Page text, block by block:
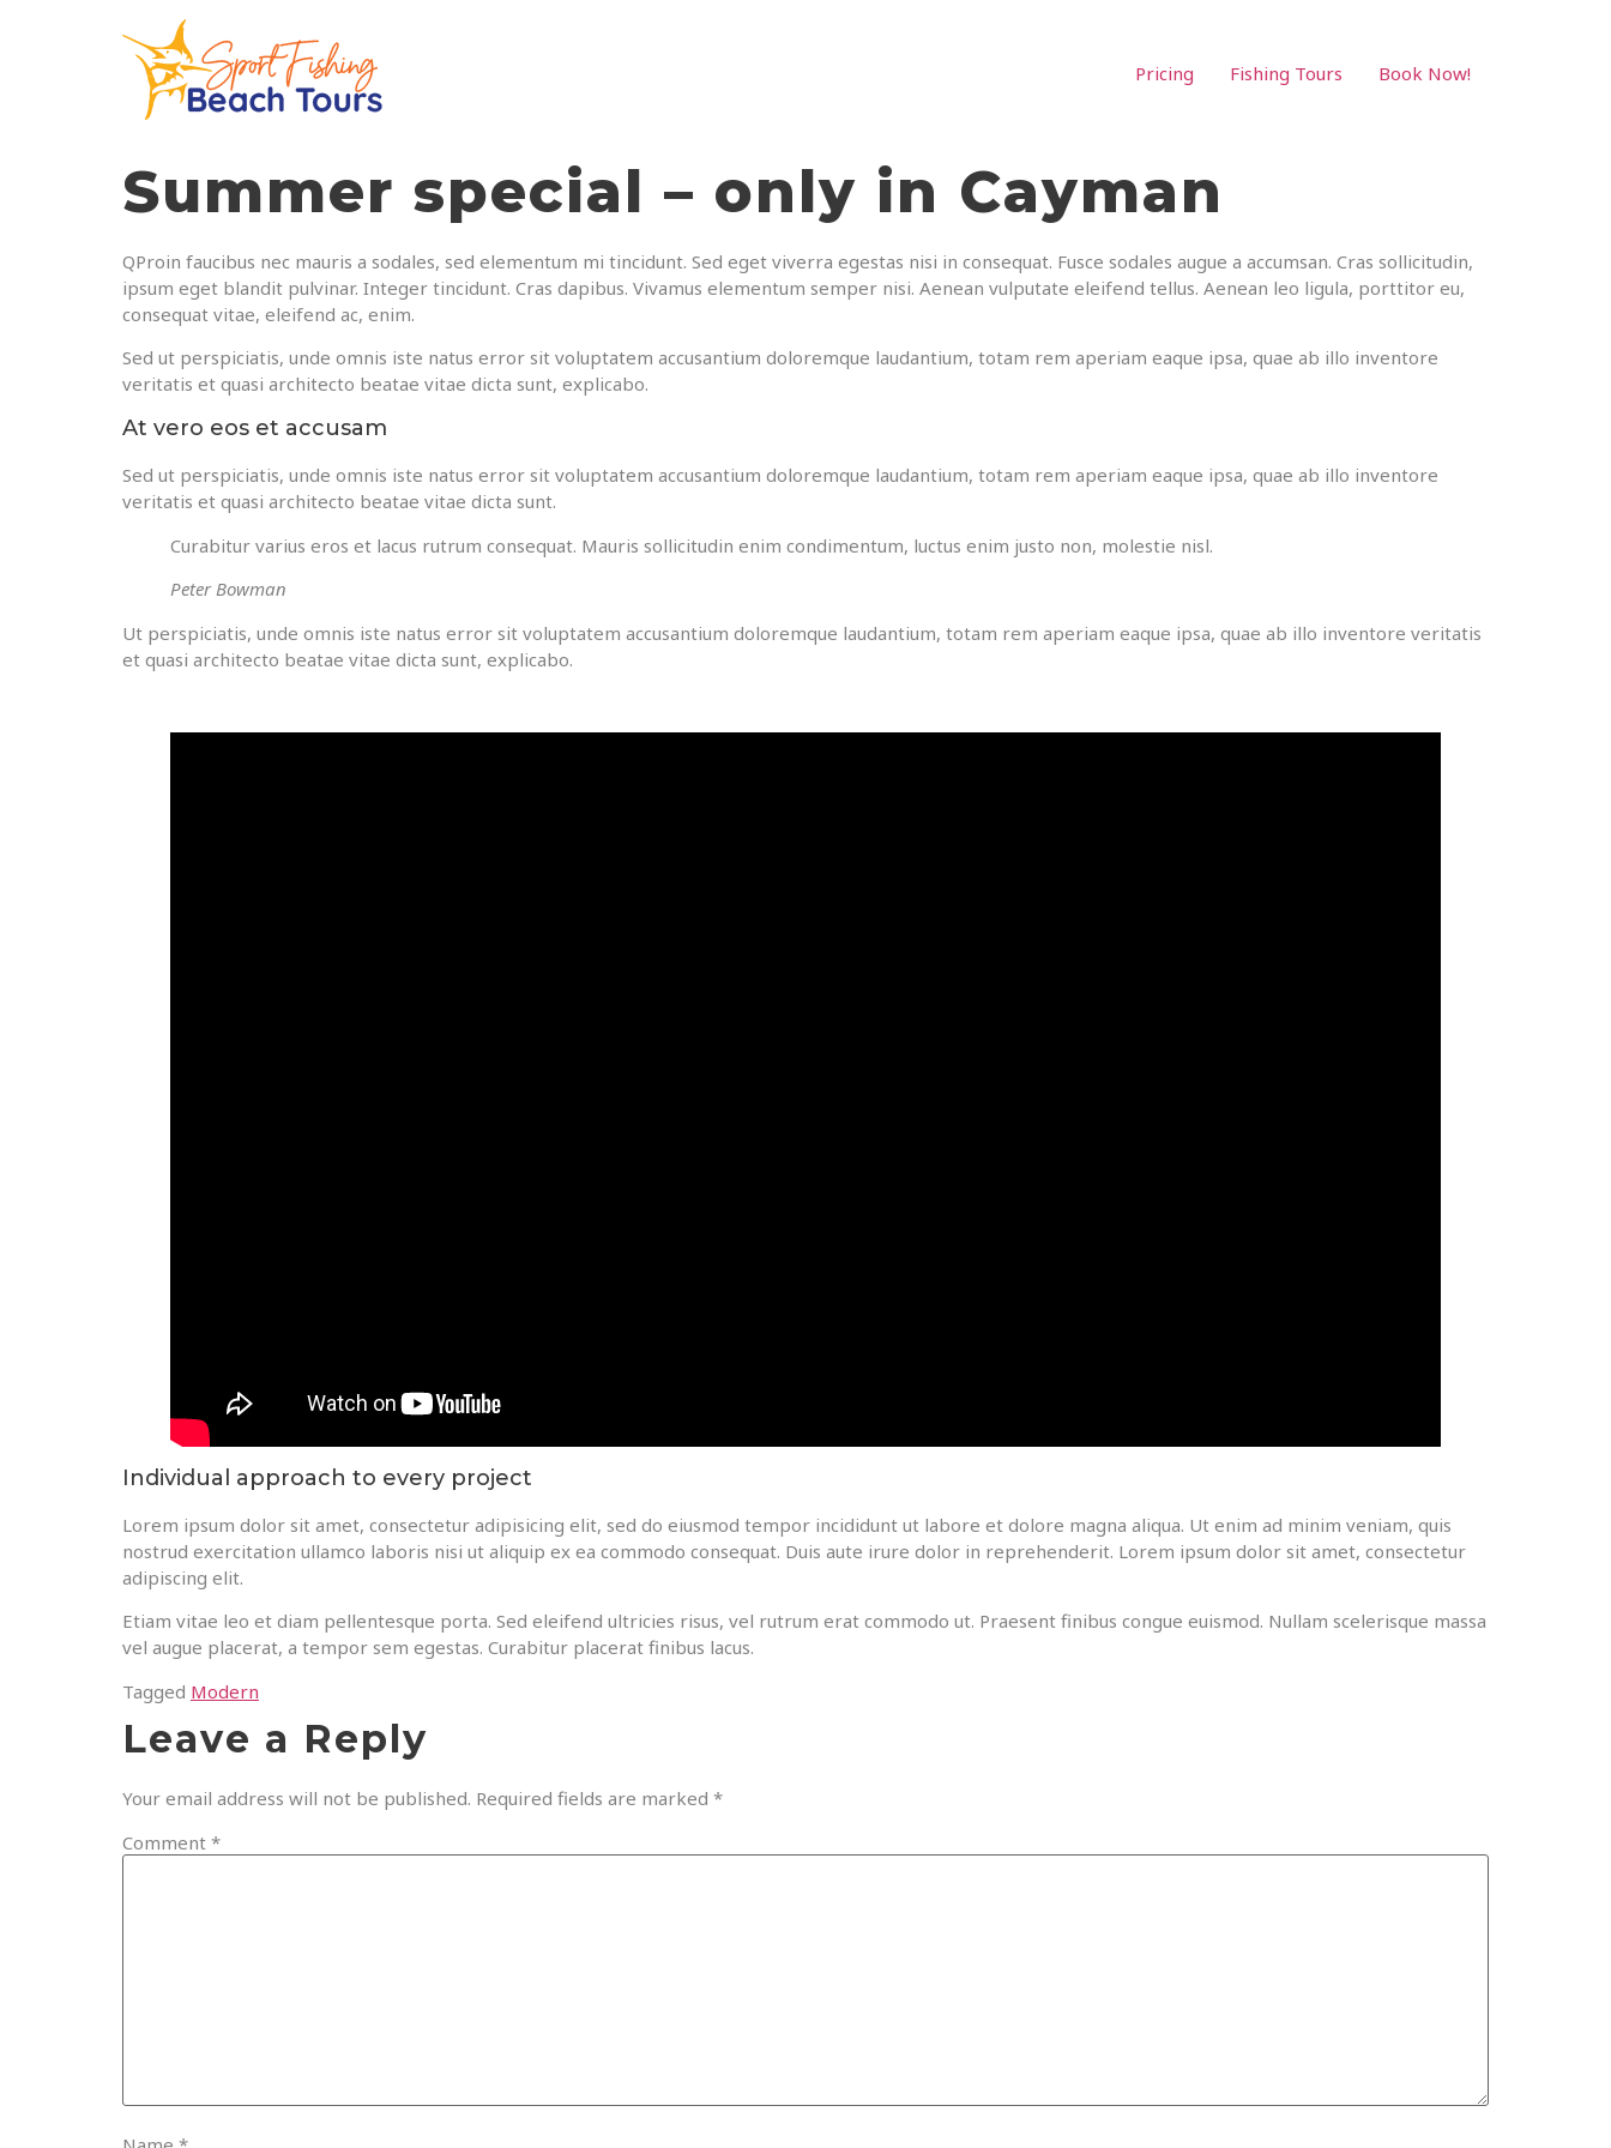
Pricing Fishing Tours Book Now!
Summer special – only in Cayman
QProin faucibus nec mauris a sodales, sed elementum mi tincidunt. Sed eget viverra egestas nisi in consequat. Fusce sodales augue a accumsan. Cras sollicitudin,
ipsum eget blandit pulvinar. Integer tincidunt. Cras dapibus. Vivamus elementum semper nisi. Aenean vulputate eleifend tellus. Aenean leo ligula, porttitor eu,
consequat vitae, eleifend ac, enim.
Sed ut perspiciatis, unde omnis iste natus error sit voluptatem accusantium doloremque laudantium, totam rem aperiam eaque ipsa, quae ab illo inventore
veritatis et quasi architecto beatae vitae dicta sunt, explicabo.
At vero eos et accusam
Sed ut perspiciatis, unde omnis iste natus error sit voluptatem accusantium doloremque laudantium, totam rem aperiam eaque ipsa, quae ab illo inventore
veritatis et quasi architecto beatae vitae dicta sunt.
Curabitur varius eros et lacus rutrum consequat. Mauris sollicitudin enim condimentum, luctus enim justo non, molestie nisl.
Peter Bowman
Ut perspiciatis, unde omnis iste natus error sit voluptatem accusantium doloremque laudantium, totam rem aperiam eaque ipsa, quae ab illo inventore veritatis
et quasi architecto beatae vitae dicta sunt, explicabo.
Individual approach to every project
Lorem ipsum dolor sit amet, consectetur adipisicing elit, sed do eiusmod tempor incididunt ut labore et dolore magna aliqua. Ut enim ad minim veniam, quis
nostrud exercitation ullamco laboris nisi ut aliquip ex ea commodo consequat. Duis aute irure dolor in reprehenderit. Lorem ipsum dolor sit amet, consectetur
adipiscing elit.
Etiam vitae leo et diam pellentesque porta. Sed eleifend ultricies risus, vel rutrum erat commodo ut. Praesent finibus congue euismod. Nullam scelerisque massa
vel augue placerat, a tempor sem egestas. Curabitur placerat finibus lacus.
Tagged Modern
Leave a Reply
Your email address will not be published. Required fields are marked *
Comment *